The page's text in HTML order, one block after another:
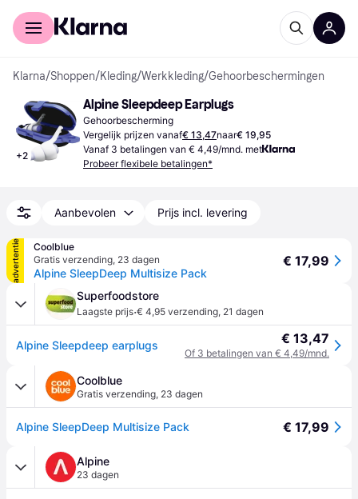
Voor shoppers
Klarna/Shoppen/Kleding/Werkkleding/Gehoorbeschermingen
+2
Alpine Sleepdeep Earplugs
Gehoorbescherming
Vergelijk prijzen vanaf€ 13,47naar€ 19,95
Vanaf 3 betalingen van € 4,49/mnd. met
Probeer flexibele betalingen*
Aanbevolen Prijs incl. levering
advertentie
Coolblue
Gratis verzending, 23 dagen
Alpine SleepDeep Multisize Pack
€ 17,99
Superfoodstore
Laagste prijs·€ 4,95 verzending, 21 dagen
Alpine Sleepdeep earplugs € 13,47
Of 3 betalingen van € 4,49/mnd.
Coolblue
Gratis verzending, 23 dagen
Alpine SleepDeep Multisize Pack € 17,99
Alpine
23 dagen